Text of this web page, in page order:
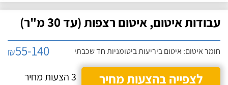
עבודות איטום, איטום רצפות (עד 30 מ"ר)
חומר איטום: איטום ביריעות ביטומניות חד שכבתי ₪55-140
לצפייה בהצעות מחיר
3 הצעות מחיר